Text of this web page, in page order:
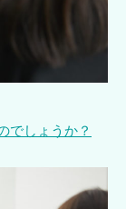
でしょうか？